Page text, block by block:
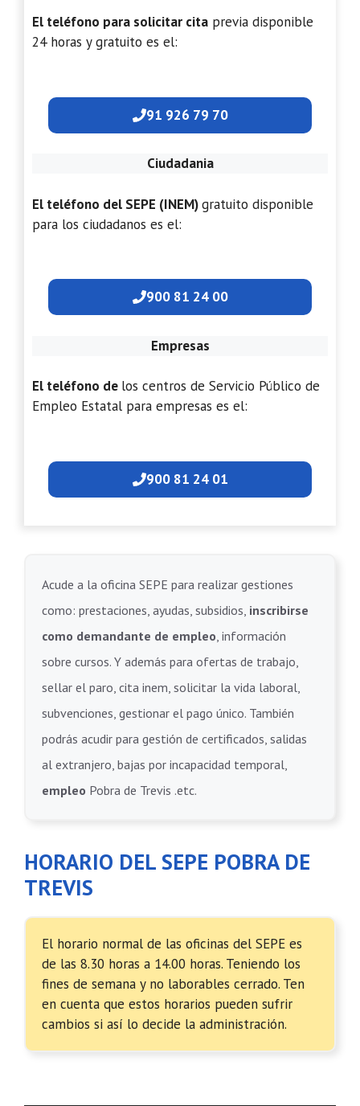
El teléfono para solicitar cita previa disponible
24 horas y gratuito es el:
91 926 79 70
Ciudadania
El teléfono del SEPE (INEM)gratuito disponible
para los ciudadanos es el:
900 81 24 00
Empresas
El teléfono de los centros de Servicio Público de
Empleo Estatal para empresas es el:
900 81 24 01
Acude a la oficina SEPE para realizar gestiones
como: prestaciones, ayudas, subsidios, inscribirse
como demandante de empleo, información
sobre cursos. Y además para ofertas de trabajo,
sellar el paro, cita inem, solicitar la vida laboral,
subvenciones, gestionar el pago único. También
podrás acudir para gestión de certificados, salidas
al extranjero, bajas por incapacidad temporal,
empleo Pobra de Trevis .etc.
HORARIO DEL SEPE POBRA DE
TREVIS
El horario normal de las oficinas del SEPE es
de las 8.30 horas a 14.00 horas. Teniendo los
fines de semana y no laborables cerrado. Ten
en cuenta que estos horarios pueden sufrir
cambios si así lo decide la administración.